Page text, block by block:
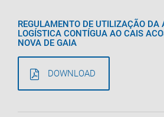
REGULAMENTO DE UTILIZAÇÃO DA
LOGÍSTICA CONTÍGUA AO CAIS
NOVA DE GAIA
DOWNLOAD